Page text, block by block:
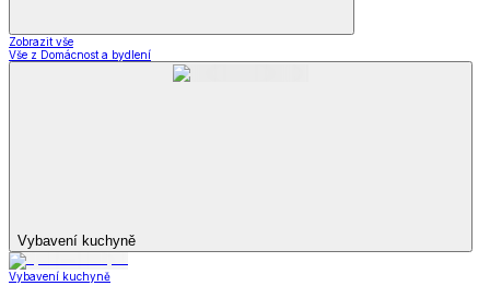
Zobrazit vše
Vše z Domácnost a bydlení
Vybavení kuchyně
Vybavení kuchyně